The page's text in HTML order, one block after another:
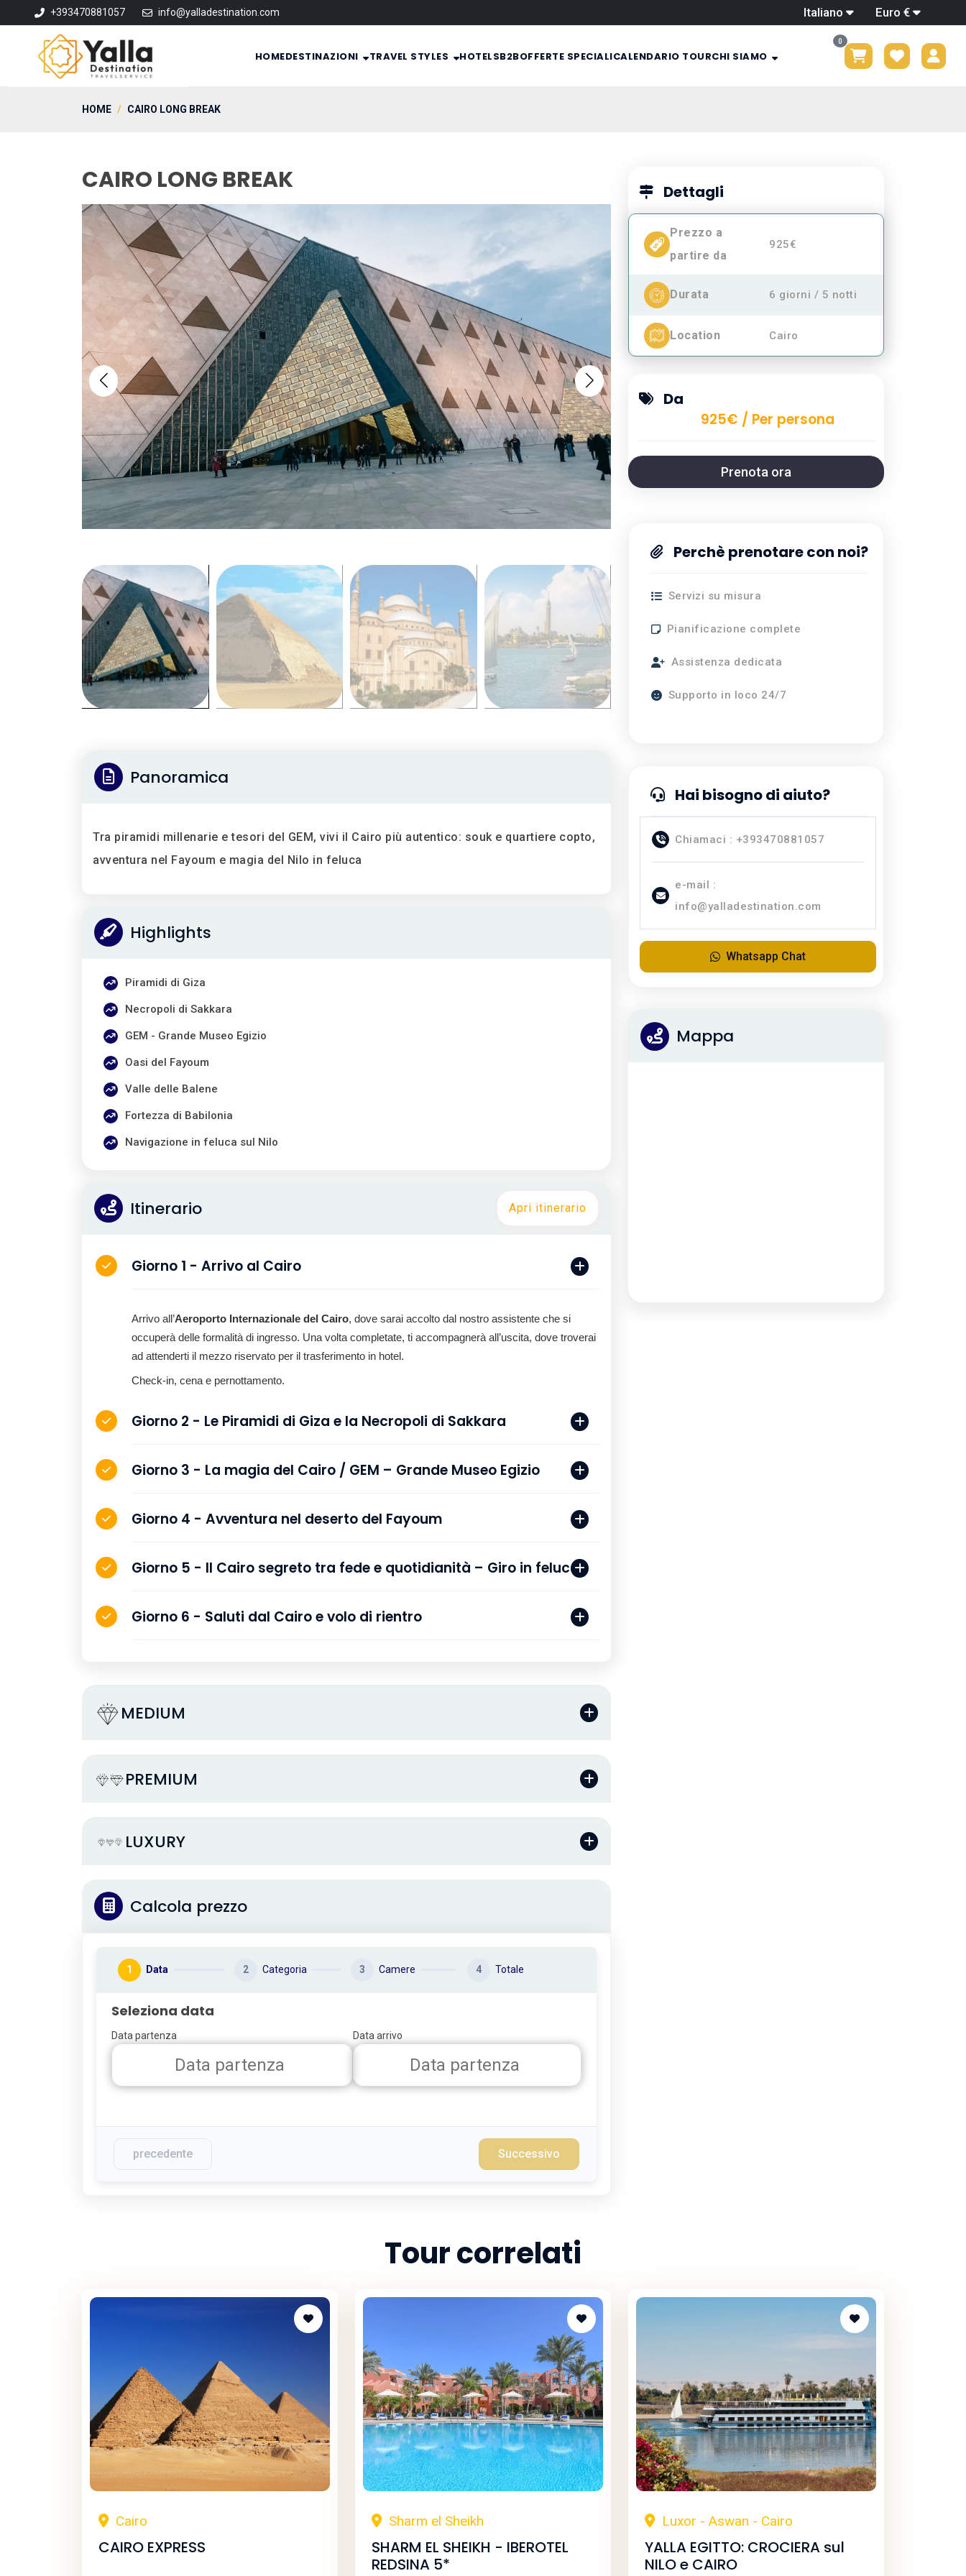
+393470881057 info@yalladestination.com Italiano Euro €
HOMEDESTINAZIONI TRAVEL STYLES HOTELSB2BOFFERTE SPECIALICALENDARIO TOURCHI SIAMO
0
HOME CAIRO LONG BREAK
CAIRO LONG BREAK
Panoramica
Tra piramidi millenarie e tesori del GEM, vivi il Cairo più autentico: souk e quartiere copto,
avventura nel Fayoum e magia del Nilo in feluca
Highlights
Piramidi di Giza
Necropoli di Sakkara
GEM - Grande Museo Egizio
Oasi del Fayoum
Valle delle Balene
Fortezza di Babilonia
Navigazione in feluca sul Nilo
Itinerario Apri itinerario
Giorno 1 - Arrivo al Cairo
Arrivo all’Aeroporto Internazionale del Cairo, dove sarai accolto dal nostro assistente che si
occuperà delle formalità di ingresso. Una volta completate, ti accompagnerà all’uscita, dove troverai
ad attenderti il mezzo riservato per il trasferimento in hotel.
Check-in, cena e pernottamento.
Giorno 2 - Le Piramidi di Giza e la Necropoli di Sakkara
Giorno 3 - La magia del Cairo / GEM – Grande Museo Egizio
Giorno 4 - Avventura nel deserto del Fayoum
Giorno 5 - Il Cairo segreto tra fede e quotidianità – Giro in feluca
Giorno 6 - Saluti dal Cairo e volo di rientro
MEDIUM
PREMIUM
LUXURY
Calcola prezzo
1 Data 2 Categoria 3 Camere 4 Totale
Seleziona data
Data partenza Data arrivo
precedente Successivo
Dettagli
Prezzo a
partire da
925€
Durata 6 giorni / 5 notti
Location Cairo
Da
925€ / Per persona
Prenota ora
Perchè prenotare con noi?
Servizi su misura
Pianificazione complete
Assistenza dedicata
Supporto in loco 24/7
Hai bisogno di aiuto?
Chiamaci : +393470881057
e-mail :
info@yalladestination.com
Whatsapp Chat
Mappa
Tour correlati
Cairo
CAIRO EXPRESS
Sharm el Sheikh
SHARM EL SHEIKH - IBEROTEL
REDSINA 5*
Luxor - Aswan - Cairo
YALLA EGITTO: CROCIERA sul
NILO e CAIRO